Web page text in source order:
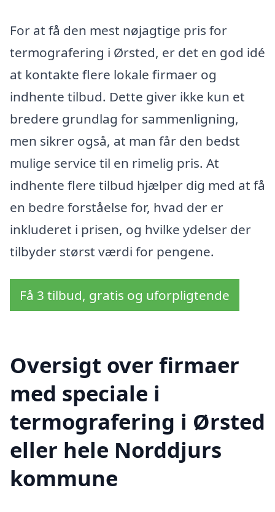
For at få den mest nøjagtige pris for
termografering i Ørsted, er det en god idé
at kontakte flere lokale firmaer og
indhente tilbud. Dette giver ikke kun et
bredere grundlag for sammenligning,
men sikrer også, at man får den bedst
mulige service til en rimelig pris. At
indhente flere tilbud hjælper dig med at få
en bedre forståelse for, hvad der er
inkluderet i prisen, og hvilke ydelser der
tilbyder størst værdi for pengene.
Få 3 tilbud, gratis og uforpligtende
Oversigt over firmaer
med speciale i
termografering i Ørsted
eller hele Norddjurs
kommune